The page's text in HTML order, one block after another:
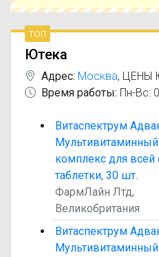
и выбрать оптимальный
наличию.
топ
Ютека
Адрес: Москва, ЦЕНЫ
Время работы: Пн-Вс:
Витаспектрум
Мультивитаминный
комплекс для всей
таблетки, 30 шт.
ФармЛайн Лтд,
Великобритания
Витаспектрум
Мультивитаминный